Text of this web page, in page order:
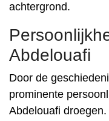
achtergrond.
Abdelouafi
Door de
prominente
Abdelouafi